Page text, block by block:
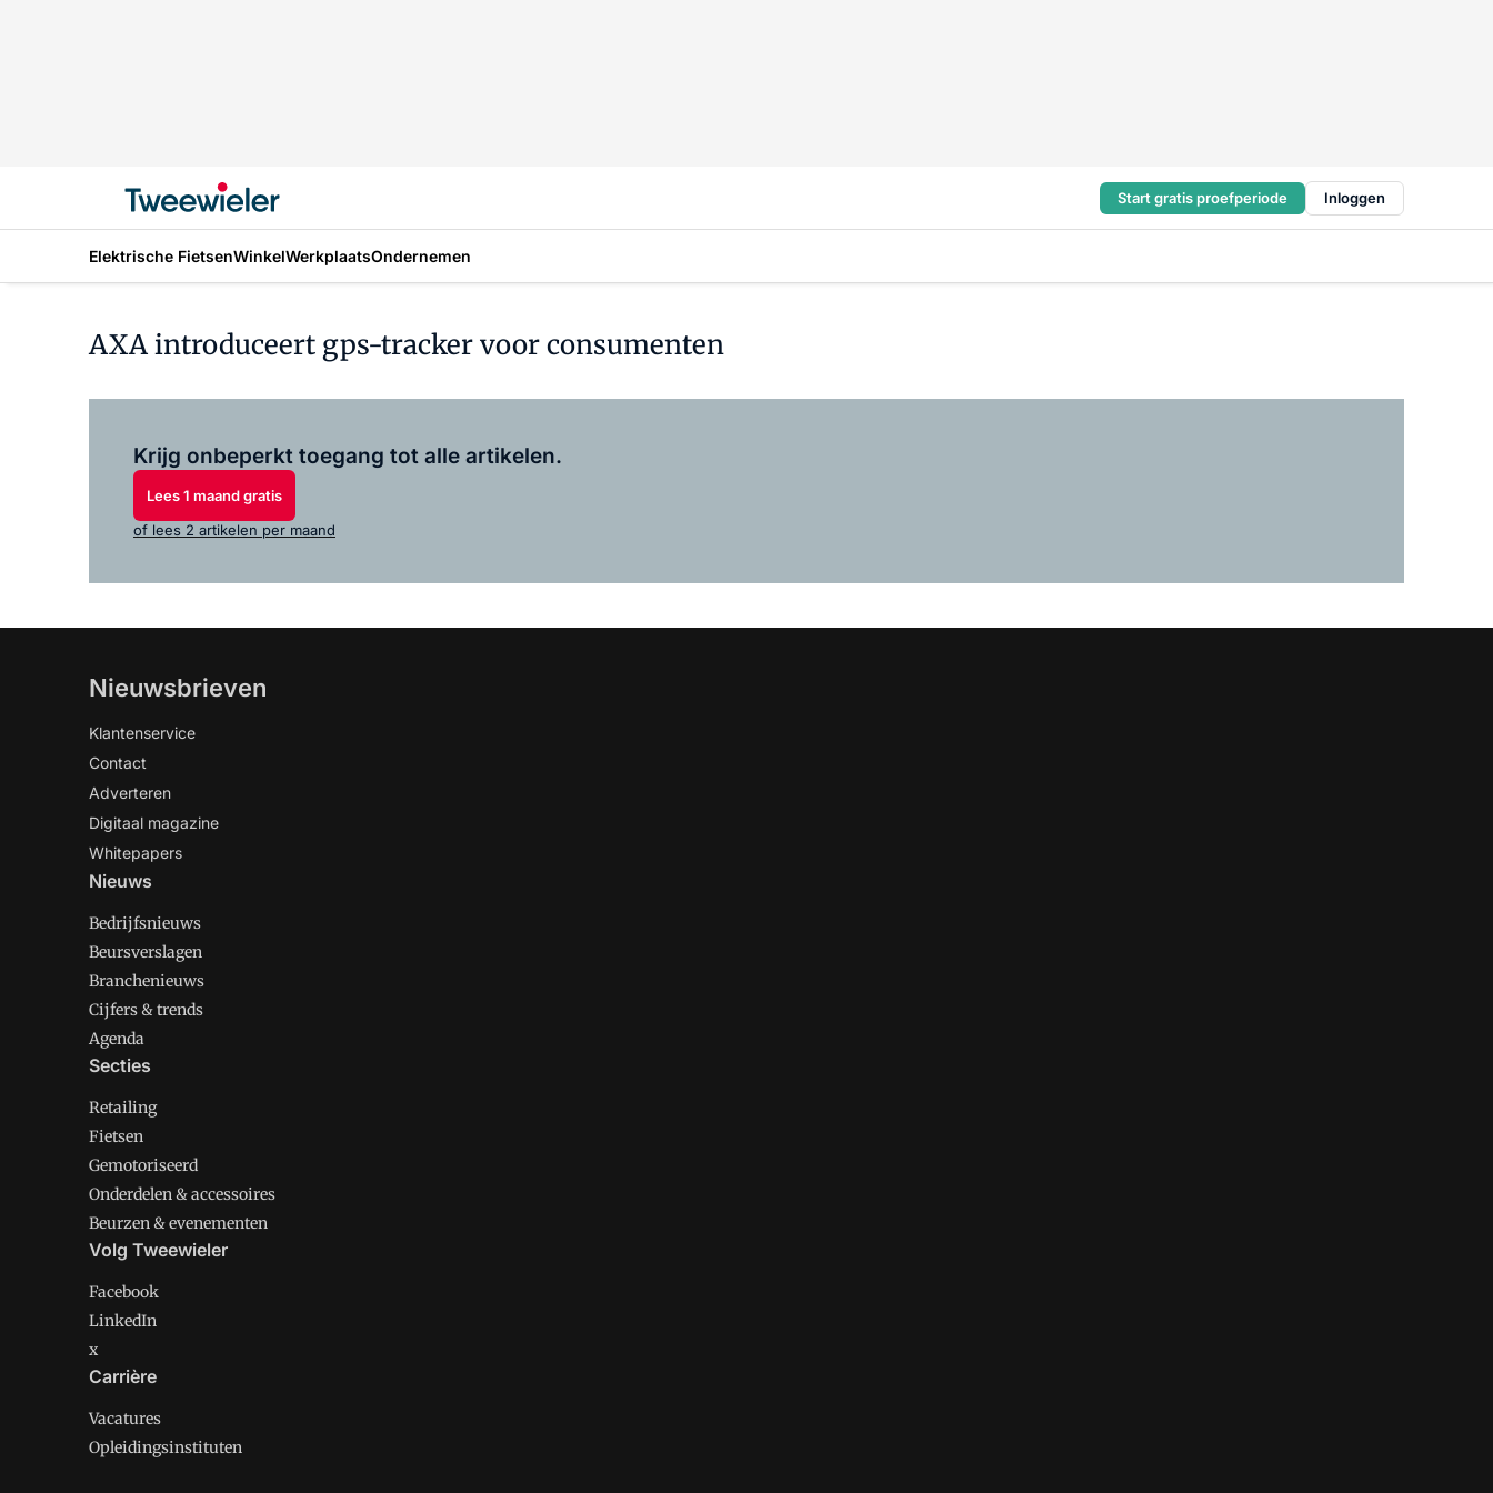
Start gratis proefperiode Inloggen
Elektrische FietsenWinkelWerkplaatsOndernemen
AXA introduceert gps-tracker voor consumenten
Krijg onbeperkt toegang tot alle artikelen.
Lees 1 maand gratis
of lees 2 artikelen per maand
Nieuwsbrieven
Klantenservice
Contact
Adverteren
Digitaal magazine
Whitepapers
Nieuws
Bedrijfsnieuws
Beursverslagen
Branchenieuws
Cijfers & trends
Agenda
Secties
Retailing
Fietsen
Gemotoriseerd
Onderdelen & accessoires
Beurzen & evenementen
Volg Tweewieler
Facebook
LinkedIn
x
Carrière
Vacatures
Opleidingsinstituten